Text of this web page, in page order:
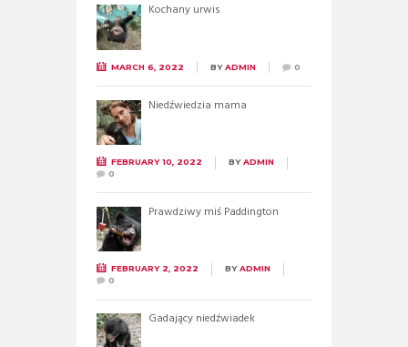
Kochany urwis
MARCH 6, 2022 BYADMIN 0
Niedźwiedzia mama
FEBRUARY 10, 2022 BYADMIN
0
Prawdziwy miś Paddington
FEBRUARY 2, 2022 BYADMIN
0
Gadający niedźwiadek